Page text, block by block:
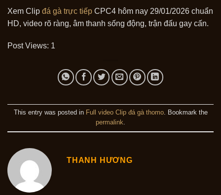
Xem Clip đá gà trực tiếp CPC4 hôm nay 29/01/2026 chuẩn
HD, video rõ ràng, âm thanh sống động, trận đấu gay cấn.
Post Views: 1
This entry was posted in Full video Clip đá gà thomo. Bookmark the
permalink
THANH HƯƠNG